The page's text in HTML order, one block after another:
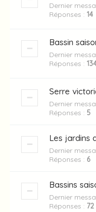
Dernier
Réponses : 14
Bassin
Dernier
Réponses :
Serre
Dernier
Réponses : 5
Les jardins
Dernier
Réponses : 6
Bassins
Dernier
Réponses : 72